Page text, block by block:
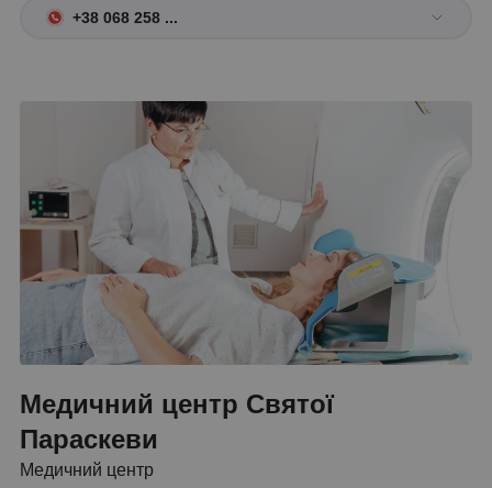
+38 068 258 ...
Медичний центр Святої
Параскеви
Медичний центр